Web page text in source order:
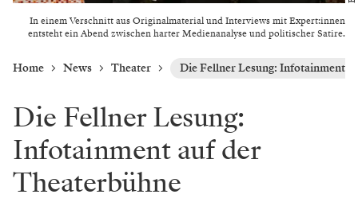
In einem Verschnitt aus Originalmaterial und Interviews mit Expert:innen
entsteht ein Abend zwischen harter Medienanalyse und politischer Satire.
Home News Theater Die Fellner Lesung: Infotainment
Die Fellner Lesung:
Infotainment auf der
Theaterbühne